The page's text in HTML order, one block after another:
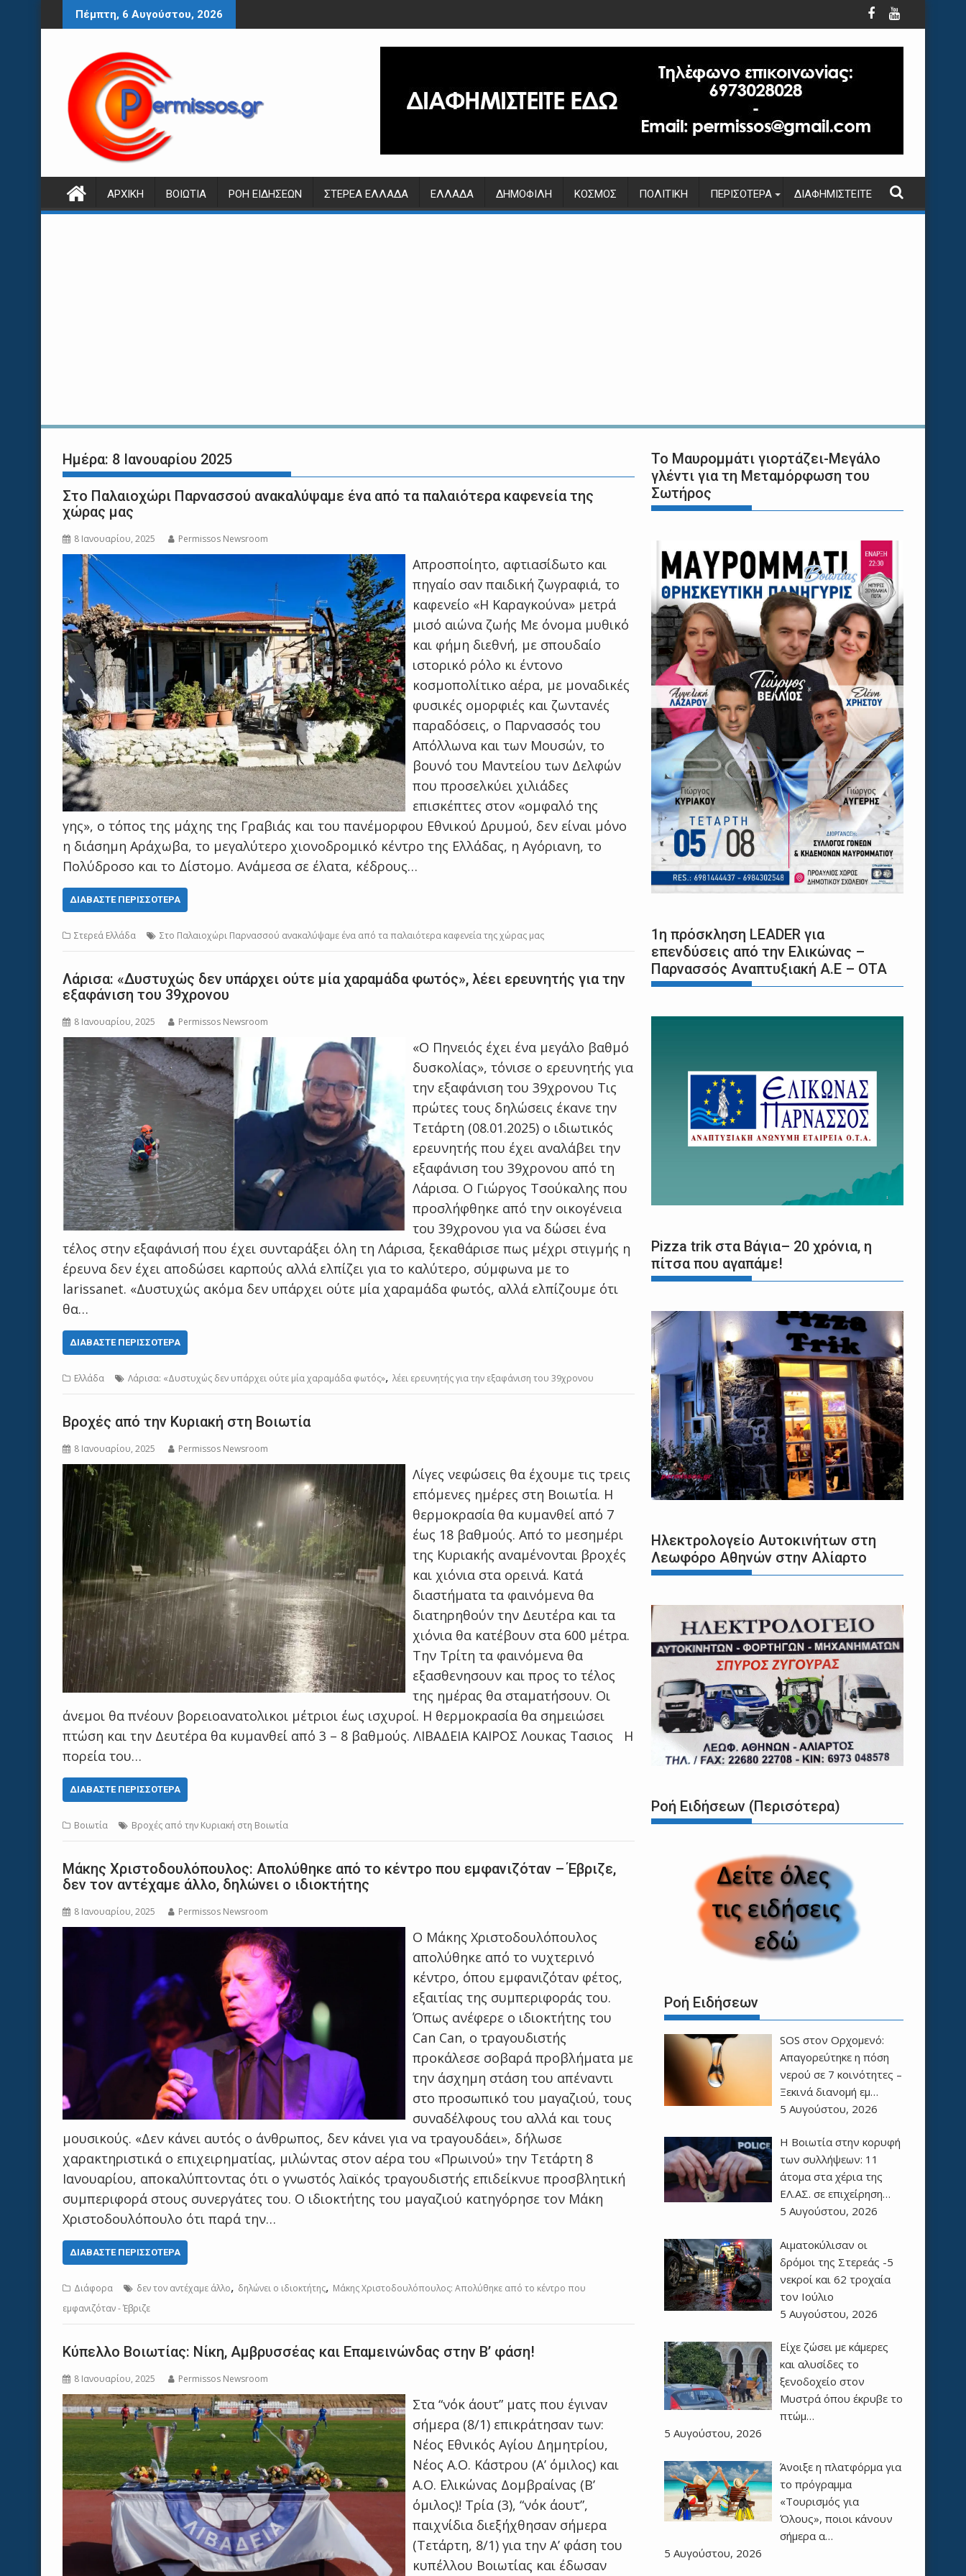
Περάστε
στο
Πέμπτη, 6 Αυγούστου, 2026
ΑΡΧΙΚΉ ΒΟΙΩΤΊΑ ΡΟΉ ΕΙΔΉΣΕΩΝ ΣΤΕΡΕΆ ΕΛΛΆΔΑ ΕΛΛΆΔΑ ΔΗΜΟΦΙΛΉ ΚΌΣΜΟΣ ΠΟΛΙΤΙΚΉ ΠΕΡΙΣΌΤΕΡΑ ΔΙΑΦΗΜΙΣΤΕΊΤΕ
Ημέρα: 8 Ιανουαρίου 2025
Στο Παλαιοχώρι Παρνασσού ανακαλύψαμε ένα από τα παλαιότερα καφενεία της
χώρας μας
8 Ιανουαρίου, 2025 Permissos Newsroom
Απροσποίητο, αφτιασίδωτο και
πηγαίο σαν παιδική ζωγραφιά, το
καφενείο «Η Καραγκούνα» μετρά
μισό αιώνα ζωής Με όνομα μυθικό
και φήμη διεθνή, με σπουδαίο
ιστορικό ρόλο κι έντονο
κοσμοπολίτικο αέρα, με μοναδικές
φυσικές ομορφιές και ζωντανές
παραδόσεις, ο Παρνασσός του
Απόλλωνα και των Μουσών, το
βουνό του Μαντείου των Δελφών
που προσελκύει χιλιάδες
επισκέπτες στον «ομφαλό της
γης», ο τόπος της μάχης της Γραβιάς και του πανέμορφου Εθνικού Δρυμού, δεν είναι μόνο
η διάσημη Αράχωβα, το μεγαλύτερο χιονοδρομικό κέντρο της Ελλάδας, η Αγόριανη, το
Πολύδροσο και το Δίστομο. Ανάμεσα σε έλατα, κέδρους…
ΔΙΑΒΆΣΤΕ ΠΕΡΙΣΣΌΤΕΡΑ
Στερεά Ελλάδα Στο Παλαιοχώρι Παρνασσού ανακαλύψαμε ένα από τα παλαιότερα καφενεία της χώρας μας
Λάρισα: «Δυστυχώς δεν υπάρχει ούτε μία χαραμάδα φωτός», λέει ερευνητής για την
εξαφάνιση του 39χρονου
8 Ιανουαρίου, 2025 Permissos Newsroom
«Ο Πηνειός έχει ένα μεγάλο βαθμό
δυσκολίας», τόνισε ο ερευνητής για
την εξαφάνιση του 39χρονου Τις
πρώτες τους δηλώσεις έκανε την
Τετάρτη (08.01.2025) ο ιδιωτικός
ερευνητής που έχει αναλάβει την
εξαφάνιση του 39χρονου από τη
Λάρισα. Ο Γιώργος Τσούκαλης που
προσλήφθηκε από την οικογένεια
του 39χρονου για να δώσει ένα
τέλος στην εξαφάνισή που έχει συνταράξει όλη τη Λάρισα, ξεκαθάρισε πως μέχρι στιγμής η
έρευνα δεν έχει αποδώσει καρπούς αλλά ελπίζει για το καλύτερο, σύμφωνα με το
larissanet. «Δυστυχώς ακόμα δεν υπάρχει ούτε μία χαραμάδα φωτός, αλλά ελπίζουμε ότι
θα…
ΔΙΑΒΆΣΤΕ ΠΕΡΙΣΣΌΤΕΡΑ
Ελλάδα Λάρισα: «Δυστυχώς δεν υπάρχει ούτε μία χαραμάδα φωτός», λέει ερευνητής για την εξαφάνιση του 39χρονου
Βροχές από την Κυριακή στη Βοιωτία
8 Ιανουαρίου, 2025 Permissos Newsroom
Λίγες νεφώσεις θα έχουμε τις τρεις
επόμενες ημέρες στη Βοιωτία. Η
θερμοκρασία θα κυμανθεί από 7
έως 18 βαθμούς. Από το μεσημέρι
της Κυριακής αναμένονται βροχές
και χιόνια στα ορεινά. Κατά
διαστήματα τα φαινόμενα θα
διατηρηθούν την Δευτέρα και τα
χιόνια θα κατέβουν στα 600 μέτρα.
Την Τρίτη τα φαινόμενα θα
εξασθενησουν και προς το τέλος
της ημέρας θα σταματήσουν. Οι
άνεμοι θα πνέουν βορειοανατολικοι μέτριοι έως ισχυροί. Η θερμοκρασία θα σημειώσει
πτώση και την Δευτέρα θα κυμανθεί από 3 – 8 βαθμούς. ΛΙΒΑΔΕΙΑ ΚΑΙΡΟΣ Λουκας Τασιος H
πορεία του…
ΔΙΑΒΆΣΤΕ ΠΕΡΙΣΣΌΤΕΡΑ
Βοιωτία Βροχές από την Κυριακή στη Βοιωτία
Μάκης Χριστοδουλόπουλος: Απολύθηκε από το κέντρο που εμφανιζόταν – Έβριζε,
δεν τον αντέχαμε άλλο, δηλώνει ο ιδιοκτήτης
8 Ιανουαρίου, 2025 Permissos Newsroom
Ο Μάκης Χριστοδουλόπουλος
απολύθηκε από το νυχτερινό
κέντρο, όπου εμφανιζόταν φέτος,
εξαιτίας της συμπεριφοράς του.
Όπως ανέφερε ο ιδιοκτήτης του
Can Can, ο τραγουδιστής
προκάλεσε σοβαρά προβλήματα με
την άσχημη στάση του απέναντι
στο προσωπικό του μαγαζιού, τους
συναδέλφους του αλλά και τους
μουσικούς. «Δεν κάνει αυτός ο άνθρωπος, δεν κάνει για να τραγουδάει», δήλωσε
χαρακτηριστικά ο επιχειρηματίας, μιλώντας στον αέρα του «Πρωινού» την Τετάρτη 8
Ιανουαρίου, αποκαλύπτοντας ότι ο γνωστός λαϊκός τραγουδιστής επιδείκνυε προσβλητική
συμπεριφορά στους συνεργάτες του. Ο ιδιοκτήτης του μαγαζιού κατηγόρησε τον Μάκη
Χριστοδουλόπουλο ότι παρά την…
ΔΙΑΒΆΣΤΕ ΠΕΡΙΣΣΌΤΕΡΑ
Διάφορα δεν τον αντέχαμε άλλο, δηλώνει ο ιδιοκτήτης, Μάκης Χριστοδουλόπουλος: Απολύθηκε από το κέντρο που
εμφανιζόταν - Έβριζε
Κύπελλο Βοιωτίας: Νίκη, Αμβρυσσέας και Επαμεινώνδας στην Β’ φάση!
8 Ιανουαρίου, 2025 Permissos Newsroom
Στα “νόκ άουτ” ματς που έγιναν
σήμερα (8/1) επικράτησαν των:
Νέος Εθνικός Αγίου Δημητρίου,
Νέος Α.Ο. Κάστρου (Α’ όμιλος) και
Α.Ο. Ελικώνας Δομβραίνας (Β’
όμιλος)! Τρία (3), “νόκ άουτ”,
παιχνίδια διεξήχθησαν σήμερα
(Τετάρτη, 8/1) για την Α’ φάση του
κυπέλλου Βοιωτίας και έδωσαν
Το Μαυρομμάτι γιορτάζει-Μεγάλο
γλέντι για τη Μεταμόρφωση του
Σωτήρος
1η πρόσκληση LEADER για
επενδύσεις από την Ελικώνας –
Παρνασσός Αναπτυξιακή Α.Ε – ΟΤΑ
Pizza trik στα Βάγια– 20 χρόνια, η
πίτσα που αγαπάμε!
Ηλεκτρολογείο Αυτοκινήτων στη
Λεωφόρο Αθηνών στην Αλίαρτο
Ροή Ειδήσεων (Περισότερα)
Ροή Ειδήσεων
SOS στον Ορχομενό:
Απαγορεύτηκε η πόση
νερού σε 7 κοινότητες –
Ξεκινά διανομή εμ…
5 Αυγούστου, 2026
Η Βοιωτία στην κορυφή
των συλλήψεων: 11
άτομα στα χέρια της
ΕΛ.ΑΣ. σε επιχείρηση…
5 Αυγούστου, 2026
Αιματοκύλισαν οι
δρόμοι της Στερεάς -5
νεκροί και 62 τροχαία
τον Ιούλιο
5 Αυγούστου, 2026
Είχε ζώσει με κάμερες
και αλυσίδες το
ξενοδοχείο στον
Μυστρά όπου έκρυβε το
πτώμ…
5 Αυγούστου, 2026
Άνοιξε η πλατφόρμα για
το πρόγραμμα
«Τουρισμός για
Όλους», ποιοι κάνουν
σήμερα α…
5 Αυγούστου, 2026